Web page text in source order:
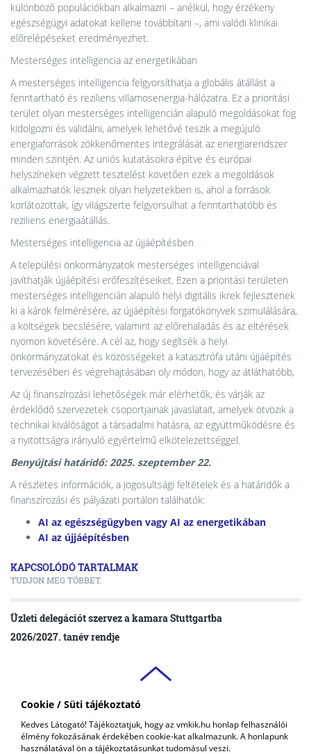
Cookie / Süti tájékoztató
Kedves Látogató! Tájékoztatjuk, hogy az vmkik.hu honlap felhasználói
élmény fokozásának érdekében cookie-kat alkalmazunk. A honlapunk
használatával ön a tájékoztatásunkat tudomásul veszi.
különböző populációkban alkalmazni – anélkül, hogy érzékeny
egészségügyi adatokat kellene továbbítani –, ami valódi klinikai
előrelépéseket eredményezhet.
Mesterséges intelligencia az energetikában
A mesterséges intelligencia felgyorsíthatja a globális átállást a
fenntartható és reziliens villamosenergia-hálózatra. Ez a prioritási
terület olyan mesterséges intelligencián alapuló megoldásokat fog
kidolgozni és validálni, amelyek lehetővé teszik a megújuló
energiaforrások zökkenőmentes integrálását az energiarendszer
minden szintjén. Az uniós kutatásokra építve és európai
helyszíneken végzett tesztelést követően ezek a megoldások
alkalmazhatók lesznek olyan helyzetekben is, ahol a források
korlátozottak, így világszerte felgyorsulhat a fenntarthatóbb és
reziliens energiaátállás.
Mesterséges intelligencia az újjáépítésben
A települési önkormányzatok mesterséges intelligenciával
javíthatják újjáépítési erőfeszítéseiket. Ezen a prioritási területen
mesterséges intelligencián alapuló helyi digitális ikrek fejlesztenek
ki a károk felmérésére, az újjáépítési forgatókönyvek szimulálására,
a költségek becslésére, valamint az előrehaladás és az eltérések
nyomon követésére. A cél az, hogy segítsék a helyi
önkormányzatokat és közösségeket a katasztrófa utáni újjáépítés
tervezésében és végrehajtásában oly módon, hogy az átláthatóbb,
Az új finanszírozási lehetőségek már elérhetők, és várják az
érdeklődő szervezetek csoportjainak javaslatait, amelyek ötvözik a
technikai kiválóságot a társadalmi hatásra, az együttműködésre és
a nyitottságra irányuló egyértelmű elkötelezettséggel.
Benyújtási határidő: 2025. szeptember 22.
A részletes információk, a jogosultsági feltételek és a határidők a
finanszírozási és pályázati portálon találhatók:
AI az egészségügyben vagy AI az energetikában
AI az újjáépítésben
KAPCSOLÓDÓ TARTALMAK
TUDJON MEG TÖBBET.
Üzleti delegációt szervez a kamara Stuttgartba
2026/2027. tanév rendje
VAS VÁRMEGYEI
KERESKEDELMI ÉS IPARKAMARA
COPYRIGHT © 2018 - 2026 VMKIK. |
ALL RIGHTS RESERVED! DESIGNED &